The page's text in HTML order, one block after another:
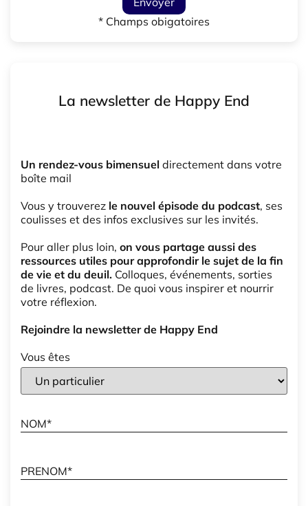
* Champs obigatoires
La newsletter de Happy End
Un rendez-vous bimensuel directement dans votre
boîte mail
Vous y trouverez le nouvel épisode du podcast, ses
coulisses et des infos exclusives sur les invités.
Pour aller plus loin, on vous partage aussi des
ressources utiles pour approfondir le sujet de la fin
de vie et du deuil. Colloques, événements, sorties
de livres, podcast. De quoi vous inspirer et nourrir
votre réflexion.
Rejoindre la newsletter de Happy End
Vous êtes